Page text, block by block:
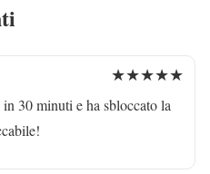
★★★★★
30 minuti e ha sbloccato la